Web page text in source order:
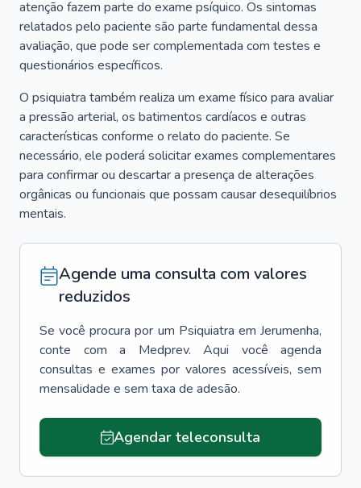
atenção fazem parte do exame psíquico. Os sintomas
relatados pelo paciente são parte fundamental dessa
avaliação, que pode ser complementada com testes e
questionários específicos.
O psiquiatra também realiza um exame físico para avaliar
a pressão arterial, os batimentos cardíacos e outras
características conforme o relato do paciente. Se
necessário, ele poderá solicitar exames complementares
para confirmar ou descartar a presença de alterações
orgânicas ou funcionais que possam causar desequilíbrios
mentais.
Agende uma consulta com valores
reduzidos
Se você procura por um Psiquiatra em Jerumenha,
conte com a Medprev. Aqui você agenda
consultas e exames por valores acessíveis, sem
mensalidade e sem taxa de adesão.
Agendar teleconsulta